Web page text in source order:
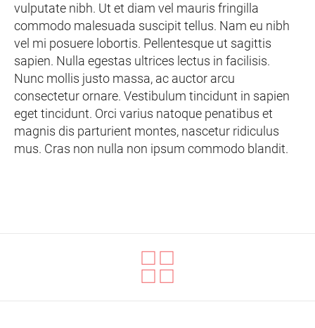
vulputate nibh. Ut et diam vel mauris fringilla
commodo malesuada suscipit tellus. Nam eu nibh
vel mi posuere lobortis. Pellentesque ut sagittis
sapien. Nulla egestas ultrices lectus in facilisis.
Nunc mollis justo massa, ac auctor arcu
consectetur ornare. Vestibulum tincidunt in sapien
eget tincidunt. Orci varius natoque penatibus et
magnis dis parturient montes, nascetur ridiculus
mus. Cras non nulla non ipsum commodo blandit.